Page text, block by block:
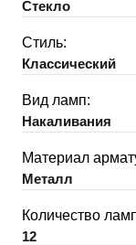
Стекло
Стиль:
Классический
Вид ламп:
Накаливания
Материал
Металл
Количество
12